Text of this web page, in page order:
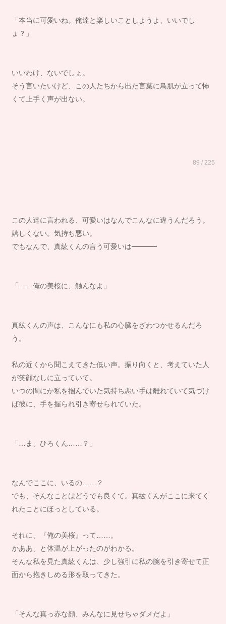
「本当に可愛いね。俺達と楽しいことしようよ、いいでし
ょ？」
いいわけ、ないでしょ。
そう言いたいけど、この人たちから出た言葉に鳥肌が立って怖
くて上手く声が出ない。
89 / 225
この人達に言われる、可愛いはなんでこんなに違うんだろう。
嬉しくない。気持ち悪い。
でもなんで、真紘くんの言う可愛いは─────
「……俺の美桜に、触んなよ」
真紘くんの声は、こんなにも私の心臓をざわつかせるんだろ
う。
私の近くから聞こえてきた低い声。振り向くと、考えていた人
が笑顔なしに立っていて。
いつの間にか私を掴んでいた気持ち悪い手は離れていて気づけ
ば彼に、手を握られ引き寄せられていた。
「…ま、ひろくん……？」
なんでここに、いるの……？
でも、そんなことはどうでも良くて。真紘くんがここに来てく
れたことにほっとしている。
それに、『俺の美桜』って……。
かああ、と体温が上がったのがわかる。
そんな私を見た真紘くんは、少し強引に私の腕を引き寄せて正
面から抱きしめる形を取ってきた。
「そんな真っ赤な顔、みんなに見せちゃダメだよ」